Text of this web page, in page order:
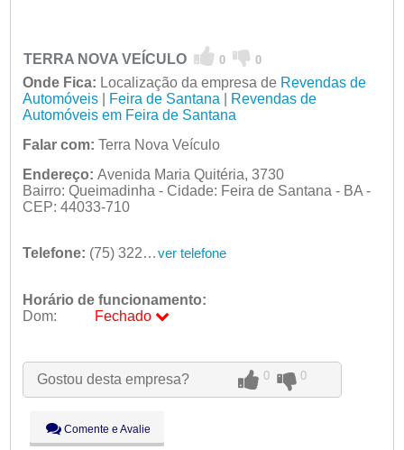
TERRA NOVA VEÍCULO 0 0
Onde Fica: Localização da empresa de Revendas de
Automóveis| Feira de Santana
Revendas de
Automóveis em Feira de Santana
Falar com: Terra Nova Veículo
Endereço: Avenida Maria Quitéria, 3730
Bairro: Queimadinha - Cidade: Feira de Santana - BA -
CEP: 44033-710
Telefone: (75) 3225-5020 ver telefone
Horário de funcionamento:
Dom:
Fechado
Qua:
09:00 - 18:00
Qui:
09:00 - 18:00
Sáb:
Dom:
Fechado
Gostou desta empresa? 0 0
Comente e Avalie